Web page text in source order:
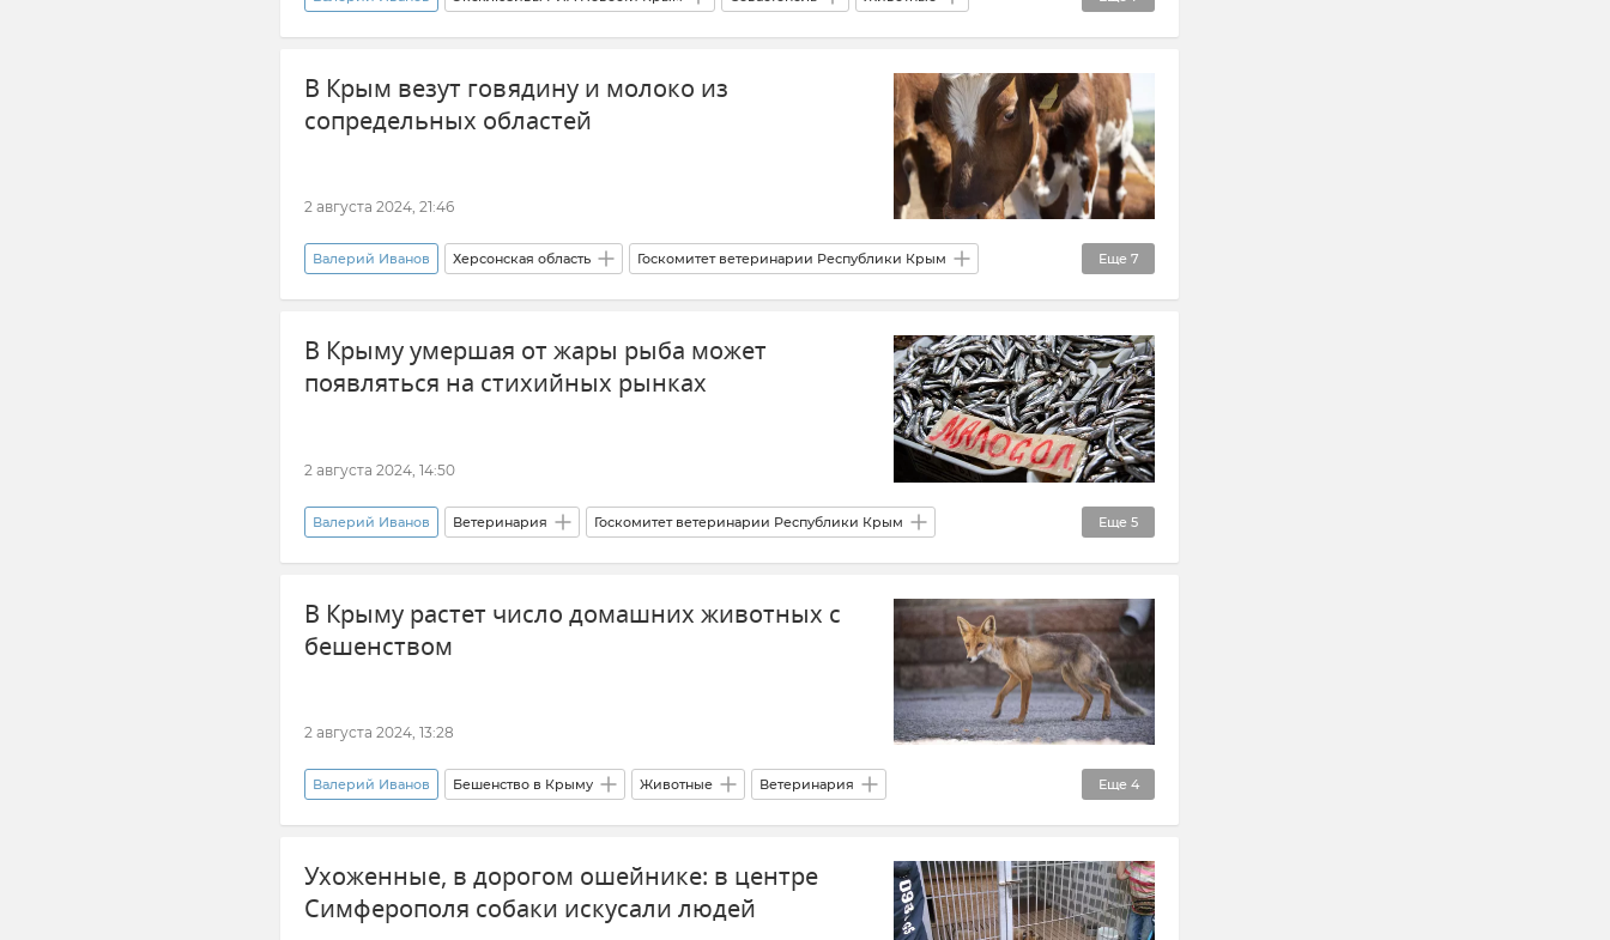
Новости Севастополя Крым Новости Крыма Новости
Госкомитет ветеринарии Республики Крым Ветеринария Африканская чума свиней
В Крым везут говядину и молоко из
сопредельных областей
2 августа 2024, 21:46
Еще 7
Валерий Иванов Херсонская область Госкомитет ветеринарии Республики Крым
Сельское хозяйство Экономика Новые регионы России Крым Новости Крыма
Молоко Мясо
В Крыму умершая от жары рыба может
появляться на стихийных рынках
2 августа 2024, 14:50
Еще 5
Валерий Иванов Ветеринария Госкомитет ветеринарии Республики Крым
Новости Крыма Крым Рыба Безопасность Общество
В Крыму растет число домашних животных с
бешенством
2 августа 2024, 13:28
Еще 4
Валерий Иванов Бешенство в Крыму Животные Ветеринария
Госкомитет ветеринарии Республики Крым Новости Крыма Крым
Безопасность Республики Крым и Севастополя
Ухоженные, в дорогом ошейнике: в центре
Симферополя собаки искусали людей